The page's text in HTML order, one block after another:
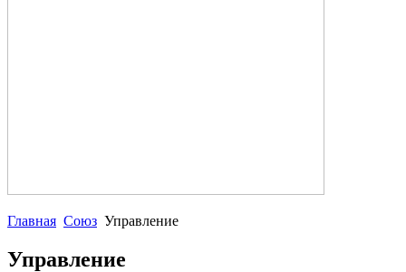
Главная Союз Управление
Управление